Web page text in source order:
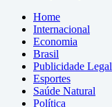
Home
Internacional
Economia
Brasil
Publicidade Legal
Esportes
Saúde Natural
Política